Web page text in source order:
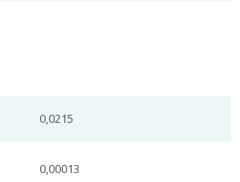
0,0215
0,00013